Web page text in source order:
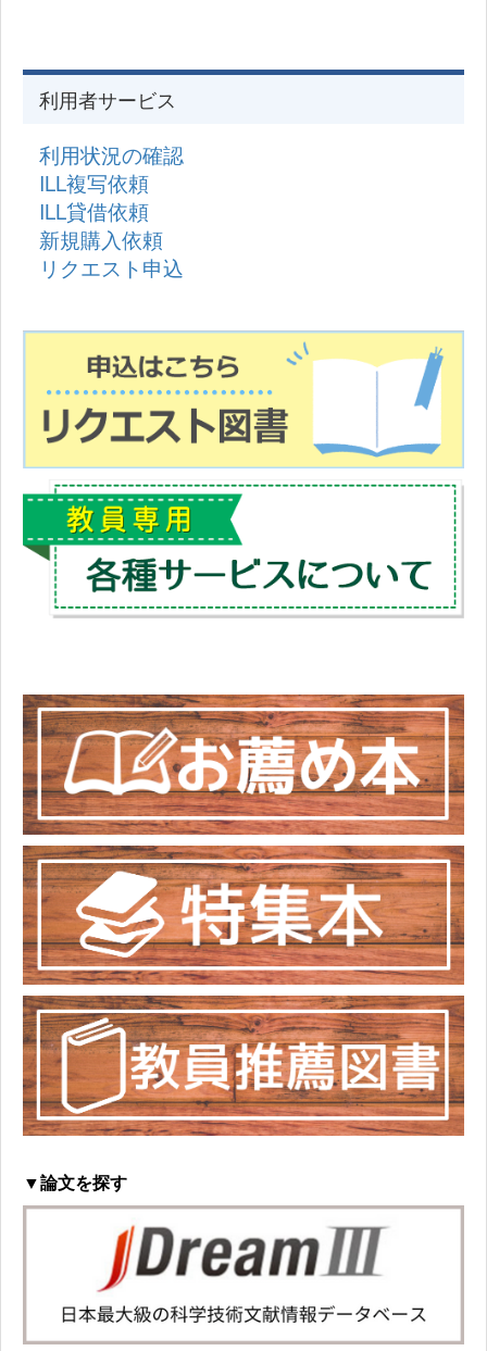
利用者サービス
利用状況の確認
ILL複写依頼
ILL貸借依頼
新規購入依頼
リクエスト申込
▼論文を探す